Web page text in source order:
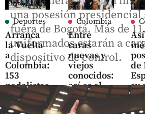
Deportes
Arranca
la Vuelta
a
Colombia:
153
pedalistas
desafían,
desde este
Colombia
Entre
caras
nuevas y
viejos
conocidos:
así es el
nuevo
Gobierno
de
su
una posesión presidencial
fuera de Bogotá. Más de
uniformados estarán a
dispositivo de control.